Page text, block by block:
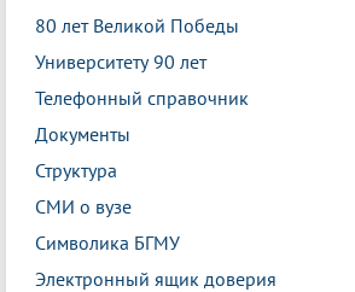
80 лет Великой Победы
Университету 90 лет
Телефонный справочник
Документы
Структура
СМИ о вузе
Символика БГМУ
Электронный ящик доверия